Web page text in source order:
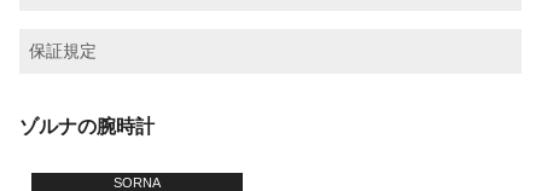
保証規定
ゾルナの腕時計
SORNA